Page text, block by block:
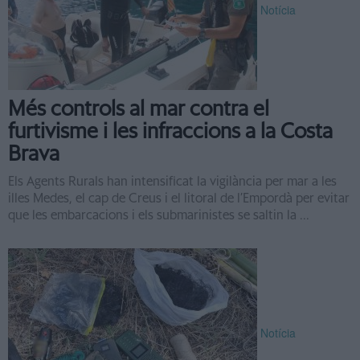
Notícia
Més controls al mar contra el
furtivisme i les infraccions a la Costa
Brava
Els Agents Rurals han intensificat la vigilància per mar a les
illes Medes, el cap de Creus i el litoral de l’Empordà per evitar
que les embarcacions i els submarinistes se saltin la ...
Notícia